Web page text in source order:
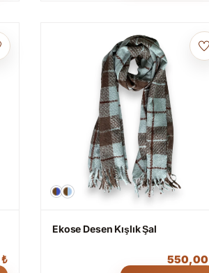
₺
Ekose Desen Kışlık Şal
550,00